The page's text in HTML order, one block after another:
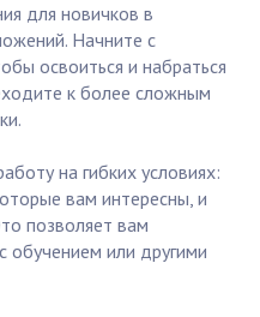
для новичков в
Начните с
освоиться и набраться
к более сложным
на гибких условиях:
вам интересны, и
позволяет вам
обучением или другими